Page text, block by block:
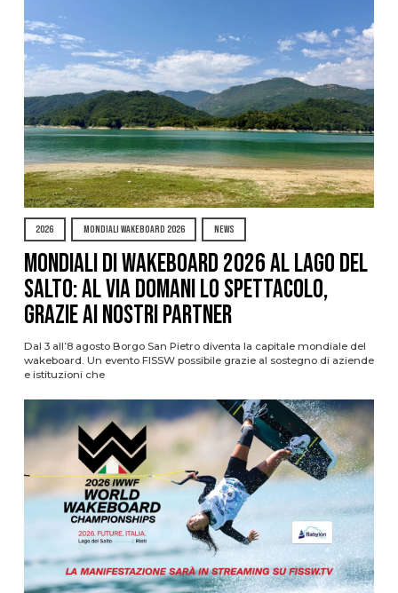
2026 MONDIALI WAKEBOARD 2026 NEWS
Mondiali di Wakeboard 2026 al Lago del
Salto: al via domani lo spettacolo,
grazie ai nostri Partner
Dal 3 all’8 agosto Borgo San Pietro diventa la capitale mondiale del
wakeboard. Un evento FISSW possibile grazie al sostegno di aziende
e istituzioni che